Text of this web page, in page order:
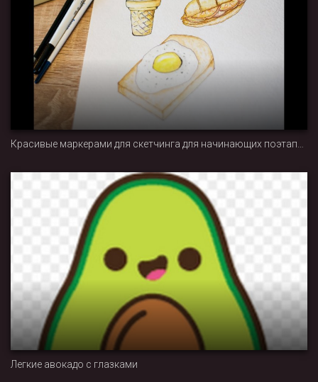
Красивые маркерами для скетчинга для начинающих поэтапно
Легкие авокадо с глазками